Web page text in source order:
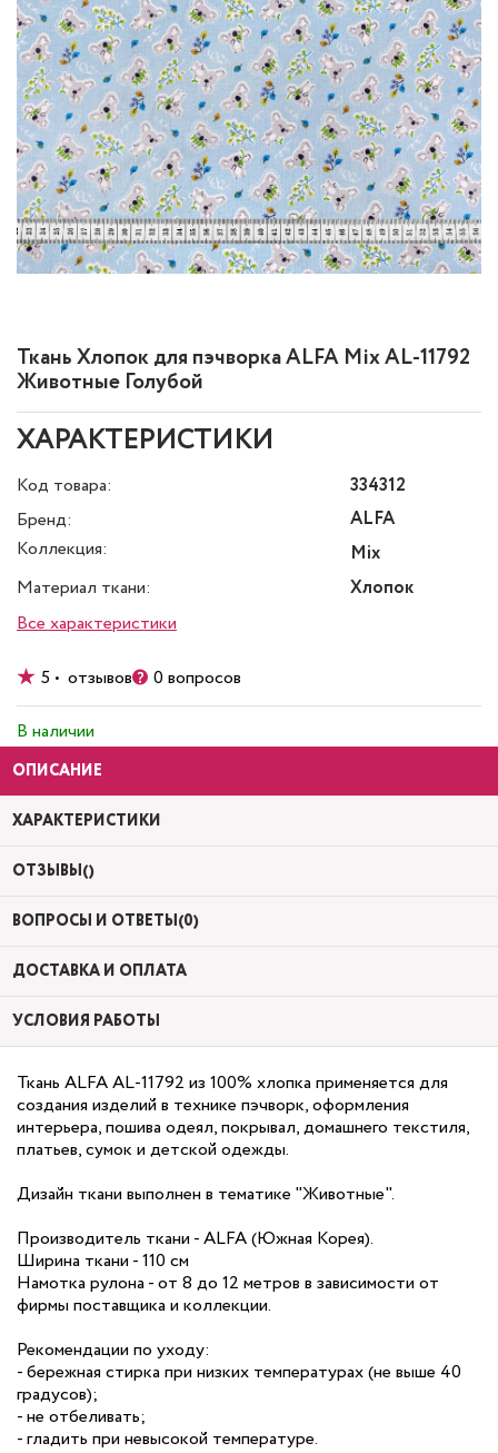
Ткань Хлопок для пэчворка ALFA Mix AL-11792
Животные Голубой
ХАРАКТЕРИСТИКИ
Код товара:
334312
Бренд:
ALFA
Коллекция:
Mix
Материал ткани:
Хлопок
Все характеристики
5 • отзывов 0 вопросов
В наличии
ОПИСАНИЕ
ХАРАКТЕРИСТИКИ
ОТЗЫВЫ()
ВОПРОСЫ И ОТВЕТЫ(0)
ДОСТАВКА И ОПЛАТА
УСЛОВИЯ РАБОТЫ
Ткань ALFA AL-11792 из 100% хлопка применяется для
создания изделий в технике пэчворк, оформления
интерьера, пошива одеял, покрывал, домашнего текстиля,
платьев, сумок и детской одежды.
Дизайн ткани выполнен в тематике "Животные".
Производитель ткани - ALFA (Южная Корея).
Ширина ткани - 110 см
Намотка рулона - от 8 до 12 метров в зависимости от
фирмы поставщика и коллекции.
Рекомендации по уходу:
- бережная стирка при низких температурах (не выше 40
градусов);
- не отбеливать;
- гладить при невысокой температуре.